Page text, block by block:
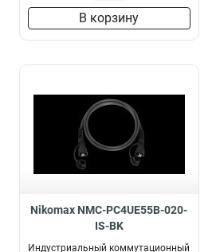
В корзину
Nikomax NMC-PC4UE55B-020-
IS-BK
Индустриальный коммутационный